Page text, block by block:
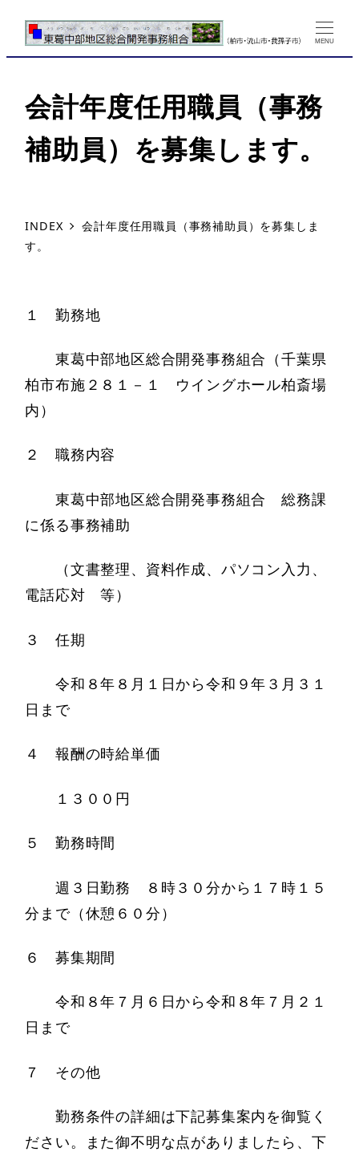
MENU
会計年度任用職員（事務
補助員）を募集します。
INDEX
会計年度任用職員（事務補助員）を募集しま
す。
１ 勤務地
東葛中部地区総合開発事務組合（千葉県
柏市布施２８１－１ ウイングホール柏斎場
内）
２ 職務内容
東葛中部地区総合開発事務組合 総務課
に係る事務補助
（文書整理、資料作成、パソコン入力、
電話応対 等）
３ 任期
令和８年８月１日から令和９年３月３１
日まで
４ 報酬の時給単価
１３００円
５ 勤務時間
週３日勤務 ８時３０分から１７時１５
分まで（休憩６０分）
６ 募集期間
令和８年７月６日から令和８年７月２１
日まで
７ その他
勤務条件の詳細は下記募集案内を御覧く
ださい。また御不明な点がありましたら、下